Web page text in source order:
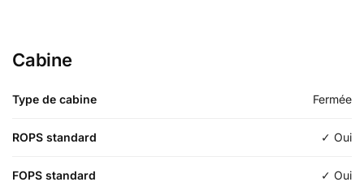
Cabine
Type de cabine Fermée
ROPS standard ✓ Oui
FOPS standard ✓ Oui